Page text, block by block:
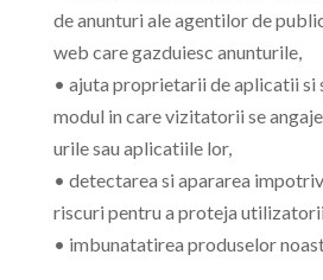
de anunturi ale agentilor de
web care gazduiesc anunturile,
• ajuta proprietarii de aplicatii si
modul in care vizitatorii se
urile sau aplicatiile lor,
• detectarea si apararea
riscuri pentru a proteja
• imbunatatirea produselor